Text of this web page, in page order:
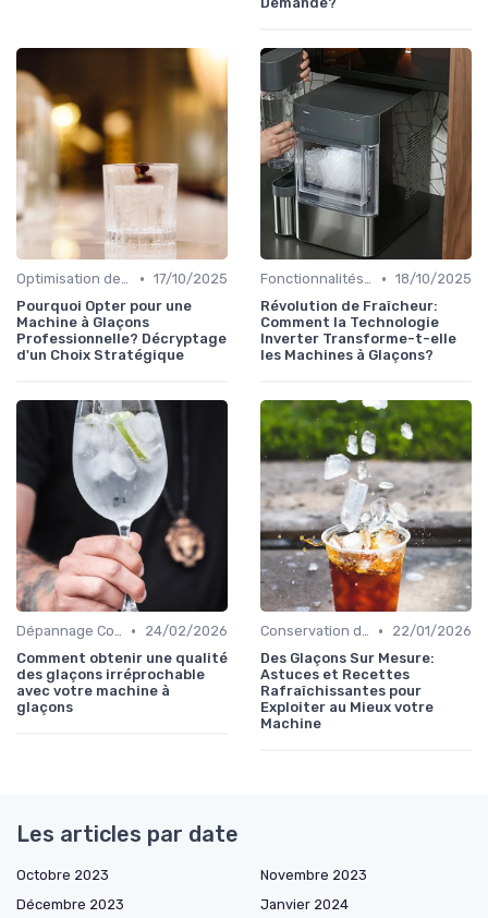
Optimisation de Production • 17/10/2025
Pourquoi Opter pour une
Machine à Glaçons
Professionnelle? Décryptage
d'un Choix Stratégique
Fonctionnalités Clés • 18/10/2025
Révolution de Fraîcheur:
Comment la Technologie
Inverter Transforme-t-elle
les Machines à Glaçons?
Dépannage Courant •
24/02/2026
Comment obtenir une qualité
des glaçons irréprochable
avec votre machine à
glaçons
Conservation des Glaçons •
22/01/2026
Des Glaçons Sur Mesure:
Astuces et Recettes
Rafraîchissantes pour
Exploiter au Mieux votre
Machine
Les articles par date
Octobre 2023
Novembre 2023
Décembre 2023
Janvier 2024